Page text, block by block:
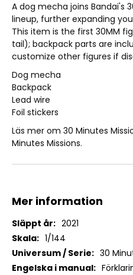
A dog mecha joins Bandai's
lineup, further expanding
This item is the first 30MM
tail); backpack parts are
customize other figures if
Dog mecha
Backpack
Lead wire
Foil stickers
Läs mer om 30 Minutes
Minutes Missions.
Mer information
Mer
information
2021
1/144
30